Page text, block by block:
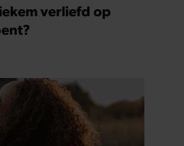
verliefd op